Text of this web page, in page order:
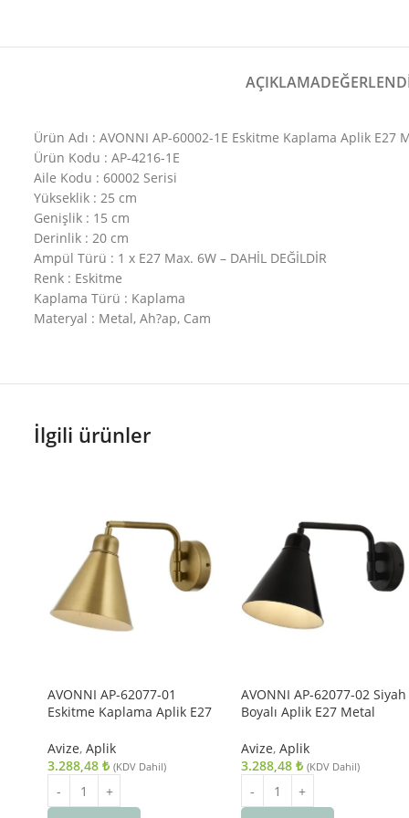
AÇIKLAMA
Ürün Adı : AVONNI AP-60002-1E Eskitme Kaplama Aplik E27
Ürün Kodu : AP-4216-1E
Aile Kodu : 60002 Serisi
Yükseklik : 25 cm
Genişlik : 15 cm
Derinlik : 20 cm
Ampül Türü : 1 x E27 Max. 6W – DAHİL DEĞİLDİR
Renk : Eskitme
Kaplama Türü : Kaplama
Materyal : Metal, Ah?ap, Cam
İlgili ürünler
AVONNI AP-62077-01
Eskitme Kaplama Aplik E27
Avize, Aplik
3.288,48 ₺ (KDV Dahil)
AVONNI AP-62077-02 Siyah
Boyalı Aplik E27 Metal
Avize, Aplik
3.288,48 ₺ (KDV Dahil)